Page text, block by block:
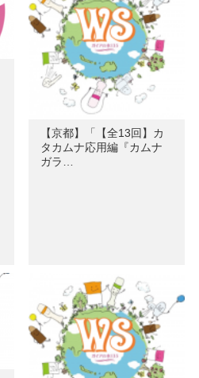
【京都】「【全13回】カ
タカムナ応用編『カムナ
ガラ…